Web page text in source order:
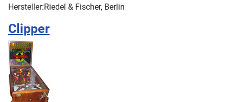
Hersteller:Riedel & Fischer, Berlin
Clipper